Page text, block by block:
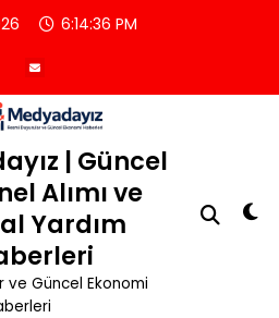
6:14:37 PM
| Güncel
Alımı ve
Yardım
ve Güncel Ekonomi